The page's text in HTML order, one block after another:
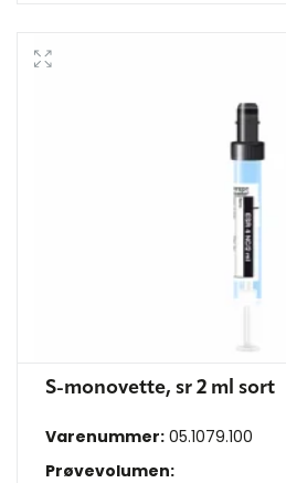
S-monovette, sr 2 ml sort
Varenummer: 05.1079.100
Prøvevolumen: